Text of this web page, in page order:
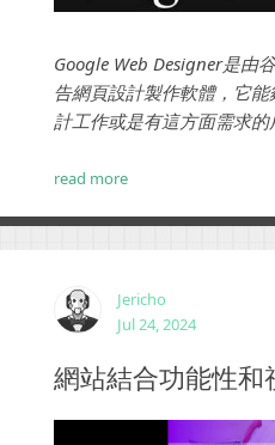
Google Web Designer是由
告網頁設計製作軟體，它
計工作或是有這方面需求
Google網頁中製作非常好用
read more
Jericho
Jul 24, 2024